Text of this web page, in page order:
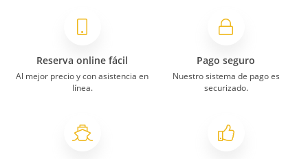
Reserva online fácil
Al mejor precio y con asistencia en
línea.
Pago seguro
Nuestro sistema de pago es
securizado.